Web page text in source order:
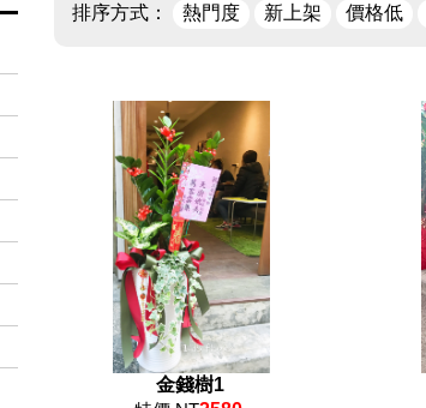
排序方式： 熱門度 新上架 價格低
金錢樹1